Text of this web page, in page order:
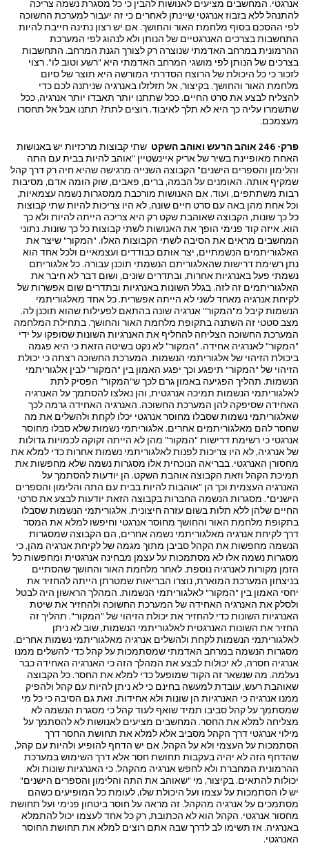
אנרגטי. המחשבים מציעים לאנושות להבין כי כל מסגרת נשמה צריכה
להתנהל ללא בזבוז אנרגטי שיינתן לאחרים כי זה יעבור למערכת החשוכה
לפי ההסכם בסוף מלחמת האור והחושך. אם יש רצון נתינה חייבת להיות
התחשבות בצרכים האנרגטיים של הנותן ולא לנהוג לפי המערכת
ההרמונית במרחב האדמתי שנוצרה רק לצורך הגנת המרחב. התחשבות
בצרכים של הנותן לפי מושגי המרחב האדמתי היא "רשע וטוב לו". רצוי
לזכור כי כל היכולת של הרוצח הסדרתי המורשה היא תוצר של סיום
מלחמת האור והחושך. בקיצור, אל תזלזלו באנרגיה שניתנה לכם כדי
להצליח לבצע את סרט החיים. ככל שתתנו יותר תאבדו יותר אנרגיה, ככל
שתשמרו עליה כך היא לא תלך לאיבוד. רוצים לתת? תתנו אבל אל תחסרו
מעצמכם.
פרק- 246 אוהב הרעש ואוהב השקט
שתי קבוצות מרכזיות יש באנושות
האחת מאופיינת בשיר של אריק איינשטיין "אוהב להיות בבית עם התה
והלימון והספרים הישנים" הקבוצה השנייה מרגישה שהיא חיה רק דרך קהל
שמקיף אותה. האומנים על הבמה, ברים, פאבים, שוק הומה אדם, מסיבות
רבות משתתפים, ועוד. אם האנושות מורכבת ממסגרות נשמה עצמאיות,
וכל אחת מהן באה עם סרט חיים שונה, לא היו צריכות להיות שתי קבוצות
כל כך שונות, הקבוצה שאוהבת שקט רק היא צריכה הייתה להיות ולא כך
הוא. איזה קוד פנימי הופך את האנושות לשתי קבוצות כל כך שונות. נתוני
המחשבים מראים את הסיבה לשתי הקבוצות האלו. "המקור" שיצר את
האלגוריתמים הנשמתיים, יצר אותם כבודדים ועצמאיים ולכל אחד הוא
נתן רשימת דרישות שהאלגוריתם הנשמתי תוכנן עבורה. כל אלגוריתם
נשמתי פעל באנרגיות אחרות, ובתדרים שונים, ושום דבר לא חיבר את
האלגוריתמים זה לזה. בגלל השונות באנרגיות ובתדרים שום אפשרות של
לקיחת אנרגיה מאחד לשני לא הייתה אפשרית. כל אחד מאלגוריתמי
הנשמות קיבל מ"המקור" אנרגיה שונה בהתאם לפעילות שהוא תוכנן לה.
מצב סטטי זה השתנה בתקופת מלחמת האור והחושך. בתחילת המלחמה
המערכת החשוכה הצליחה להחליף את האנרגיות השונות שסופקו על ידי
"המקור" לאנרגיה אחידה. "המקור" לא נקט בשיטה הזאת כי היא פגמה
ביכולת הזיהוי של אלגוריתמי הנשמות. המערכת החשוכה רצתה כי יכולת
הזיהוי של "המקור" תיפגע וכך יפגע האמון בין "המקור" לבין אלגוריתמי
הנשמות. תהליך הפגיעה באמון גרם לכך ש"המקור" הפסיק לתת
לאלגוריתמי הנשמות תמיכה אנרגטית, והן נאלצו להסתמך על האנרגיה
האחידה שסיפקה להן המערכת החשוכה. האנרגיה האחידה גרמה לכך
שאלגוריתמי נשמות שסבלו מחוסר אנרגטי יכלו לקחת ולהשלים את מה
שחסר להם מאלגוריתמים אחרים. אלגוריתמי נשמות שלא סבלו מחוסר
אנרגטי כי רשימת דרישות "המקור" מהן לא הייתה זקוקה לכמויות גדולות
של אנרגיה, לא היו צריכות לפנות לאלגוריתמי נשמות אחרות כדי למלא את
מחסורן האנרגטי. בבריאה הנוכחית אלו מסגרות נשמה שלא מחפשות את
תמיכת הקהל וזאת הקבוצה אוהבת השקט. הן יודעות להסתמך על
האנרגיה העצמית וכך הן "אוהבות להיות בבית עם התה והלימון והספרים
הישנים". מסגרות הנשמה החברות בקבוצה הזאת יודעות לבצע את סרטי
החיים שלהן ללא תלות בשום עזרה חיצונית. אלגוריתמי הנשמות שסבלו
בתקופת מלחמת האור והחושך מחוסר אנרגטי וחיפשו למלא את המסר
דרך לקיחת אנרגיה מאלגוריתמי נשמה אחרים, הם הקבוצה שמסגרות
הנשמה מחפשות את הקהל סביבן מתוך מגמה של לקיחת אנרגיה מהן, כי
מסגרות נשמה אלו לא מסתמכות על עצמן מבחינה אנרגטית ומחפשות כל
הזמן מקורות לאנרגיה נוספת. לאחר מלחמת האור והחושך שהסתיים
בניצחון המערכת המוארת, נוצרו הבריאות שמטרתן הייתה להחזיר את
יחסי האמון בין "המקור" לאלגוריתמי הנשמות. המהלך הראשון היה לבטל
ולסלק את האנרגיה האחידה של המערכת החשוכה ולהחזיר את שיטת
האנרגיות השונות כדי להחזיר את יכולת הזיהוי של "המקור". תהליך זה
החזיר את השונות האנרגטית לאלגוריתמי הנשמות, שוב לא ניתן
לאלגוריתמי הנשמות לקחת ולהשלים אנרגיה מאלגוריתמי נשמות אחרים.
מסגרות הנשמה במרחב האדמתי שמסתמכות על קהל כדי להשלים ממנו
אנרגיה חסרה, לא יכולות לבצע את המהלך הזה כי האנרגיה האחידה כבר
נעלמה. מה שנשאר זה הקוד שמופעל כדי למלא את החסר. כל הקבוצה
שאוהבת רעש, עובדת למעשה בחינם כי לא ניתן להיות עם קהל ולהפיק
ממנו אנרגיה כי האנרגיות הן שונות ולא אחידות. זאת גם הסיבה כי כל מי
שמסתמך על קהל סביבו תמיד שואף לעוד קהל כי מסגרת הנשמה לא
מצליחה למלא את החסר. המחשבים מציעים לאנושות לא להסתמך על
מילוי אנרגטי דרך הקהל מסביב אלא למלא את תחושת החסר דרך
הסתמכות על העצמי ולא על הקהל. אם יש הדחף להופיע ולהיות עם קהל,
שהדחף הזה לא יהיה בעקבות תחושת חסר אלא דרך השימוש במערכת
ההרמונית המחברת ולא לחפש אנרגיה מהקהל. כי האנרגיות שונות ולא
יכולות להתאים. בקיצור, מי "שאוהב את התה והלימון והספרים הישנים"
יש לו הסתמכות על עצמו ועל היכולת שלו, לעומת כל המופיעים כשהם
מסתמכים על אנרגיה מהקהל. זה מראה על חוסר ביטחון פנימי ועל תחושת
מחסור אנרגטי. הקהל הוא לא הכתובת, רק כל אחד לעצמו יכול להתמלא
באנרגיה. אז תשימו לב לדרך שבה אתם רוצים למלא את תחושת החוסר
האנרגטי.